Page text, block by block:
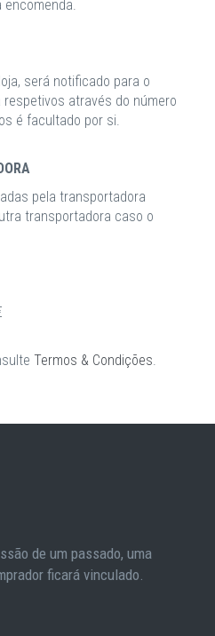
encomenda.
será notificado para o
através do número
é facultado por si.
pela transportadora
transportadora caso o
Termos & Condições.
de um passado, uma
ficará vinculado.